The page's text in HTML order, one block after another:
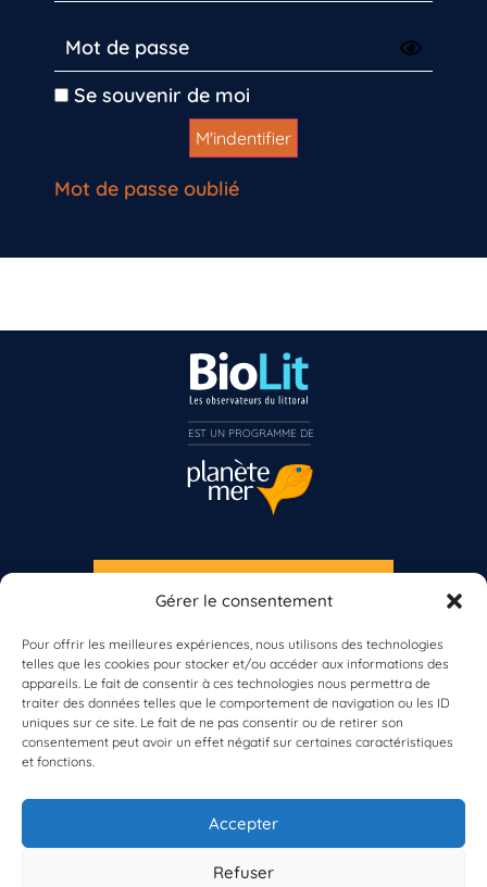
Gérer le consentement
Pour offrir les meilleures expériences, nous utilisons des technologies
telles que les cookies pour stocker et/ou accéder aux informations des
appareils. Le fait de consentir à ces technologies nous permettra de
traiter des données telles que le comportement de navigation ou les ID
uniques sur ce site. Le fait de ne pas consentir ou de retirer son
consentement peut avoir un effet négatif sur certaines caractéristiques
et fonctions.
Accepter
Refuser
Se souvenir de moi
Mot de passe oublié
À propos de BioLit
Vos données d'observation
Ressources
Résultats du programme
S'INSCRIRE À LA NEWSLETTER
Vous n’êtes pas encore inscrit à Biolit ?
Inscrivez-vous dès maintenant